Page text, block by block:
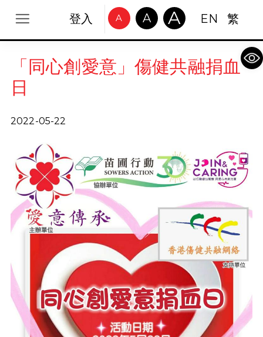
登入 A A A EN 繁
「同心創愛意」傷健共融捐血
日
2022-05-22